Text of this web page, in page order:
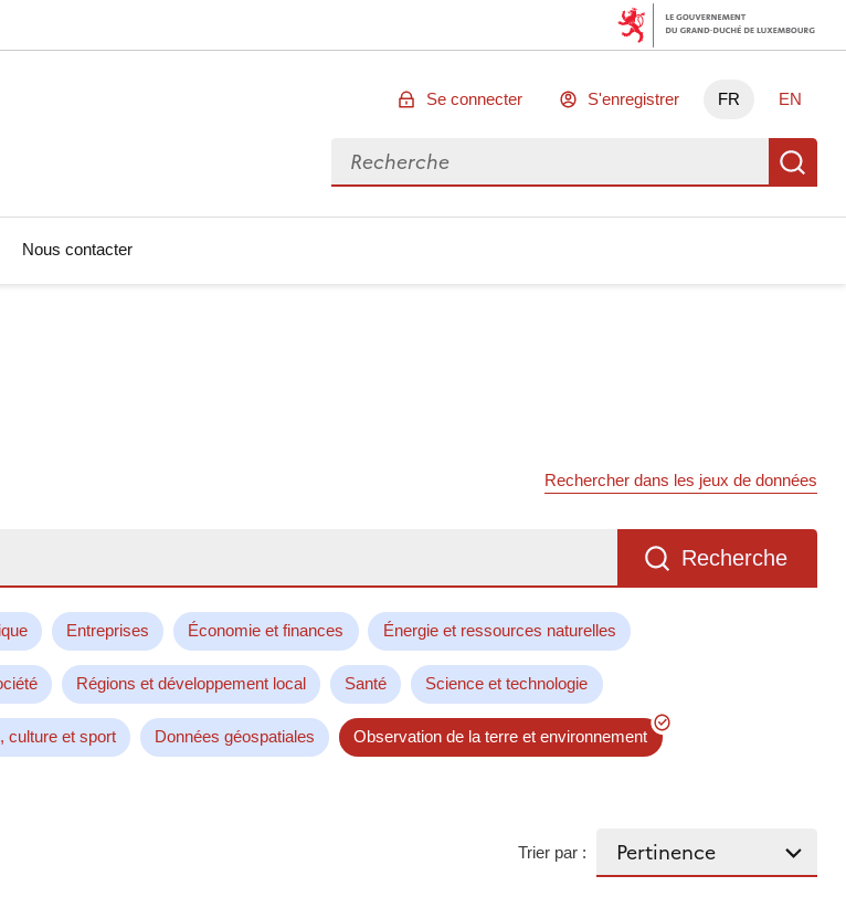
Se connecter S'enregistrer FR EN
Rechercher des données
Nous contacter
Rechercher dans les jeux de données
Recherche
Entreprises Économie et finances Énergie et ressources naturelles
Régions et développement local Santé Science et technologie
culture et sport Données géospatiales Observation de la terre et environnement
Trier par :